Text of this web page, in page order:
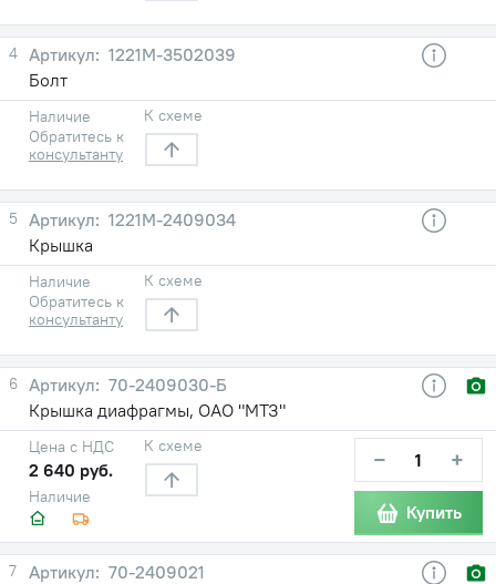
4
1221М-3502039
Болт
Наличие
Обратитесь к
консультанту
К схеме
5
1221М-2409034
Крышка
Наличие
Обратитесь к
консультанту
К схеме
6
70-2409030-Б
Крышка диафрагмы, ОАО "МТЗ"
Наличие
Цена с НДС
2 640 руб.
К схеме − +
Купить
7
70-2409021